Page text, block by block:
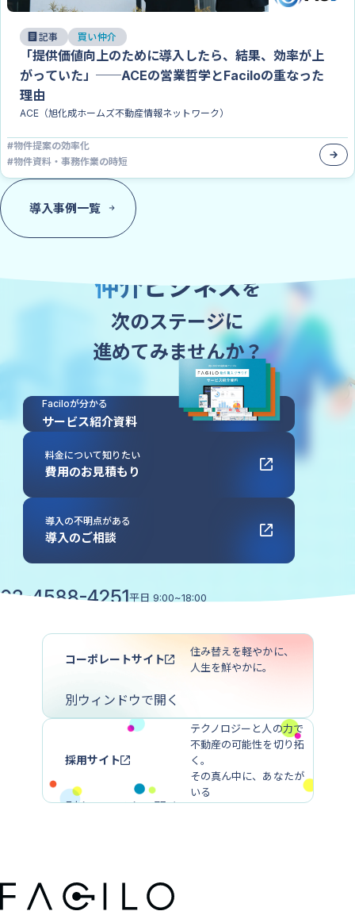
記事 買い仲介
「提供価値向上のために導入したら、結果、効率が上
がっていた」──ACEの営業哲学とFaciloの重なった
理由
ACE（旭化成ホームズ不動産情報ネットワーク）
#物件提案の効率化
#物件資料・事務作業の時短
導入事例一覧
仲介ビジネスを
次のステージに
進めてみませんか？
Faciloが分かる
サービス紹介資料
料金について知りたい
費用のお見積もり
導入の不明点がある
導入のご相談
03-4588-4251平日 9:00~18:00
コーポレートサイト
住み替えを軽やかに、
人生を鮮やかに。
別ウィンドウで開く
採用サイト
テクノロジーと人の力で
不動産の可能性を切り拓
く。
その真ん中に、あなたが
いる
別ウィンドウで開く